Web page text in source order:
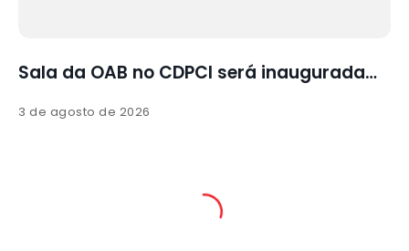
Sala da OAB no CDPCI será inaugurada…
3 de agosto de 2026